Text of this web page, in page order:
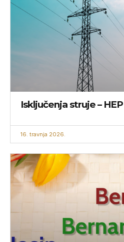
Isključenja struje –
16. travnja 2026.